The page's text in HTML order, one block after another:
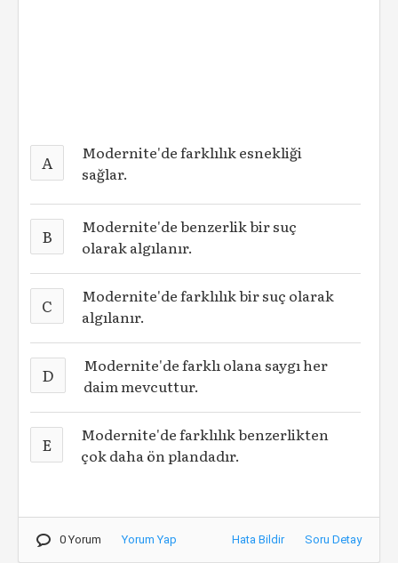
A
Modernite'de farklılık esnekliği
sağlar.
B
Modernite'de benzerlik bir suç
olarak algılanır.
C
Modernite'de farklılık bir suç olarak
algılanır.
D
Modernite'de farklı olana saygı her
daim mevcuttur.
E
Modernite'de farklılık benzerlikten
çok daha ön plandadır.
0 Yorum Yorum Yap Hata Bildir Soru Detay